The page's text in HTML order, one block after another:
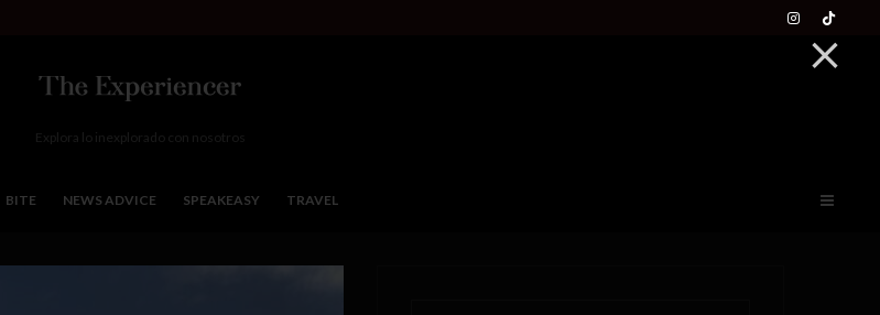
Explora lo inexplorado con nosotros
BITE NEWS ADVICE SPEAKEASY TRAVEL